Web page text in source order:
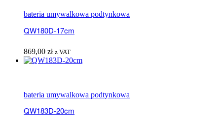
bateria umywalkowa podtynkowa
QW180D-17cm
869,00 zł z VAT
bateria umywalkowa podtynkowa
QW183D-20cm